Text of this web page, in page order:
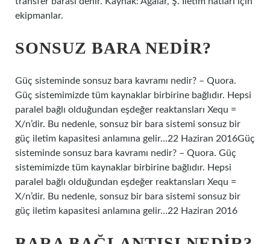
ekipmanlar.
SONSUZ BARA NEDIR?
Güç sisteminde sonsuz bara kavramı nedir? – Quora.
Güç sistemimizde tüm kaynaklar birbirine bağlıdır. Hepsi
paralel bağlı olduğundan eşdeğer reaktansları Xequ =
X/n’dir. Bu nedenle, sonsuz bir bara sistemi sonsuz bir
güç iletim kapasitesi anlamına gelir…22 Haziran 2016Güç
sisteminde sonsuz bara kavramı nedir? – Quora. Güç
sistemimizde tüm kaynaklar birbirine bağlıdır. Hepsi
paralel bağlı olduğundan eşdeğer reaktansları Xequ =
X/n’dir. Bu nedenle, sonsuz bir bara sistemi sonsuz bir
güç iletim kapasitesi anlamına gelir…22 Haziran 2016